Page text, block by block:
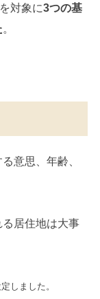
対象に3つの基
。
意思、年齢、
居住地は大事
しました。